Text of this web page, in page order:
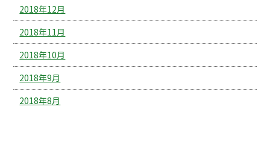
2018年12月
2018年11月
2018年10月
2018年9月
2018年8月